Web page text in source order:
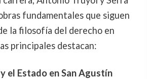
fundamentales que siguen
la filosofía del derecho en
principales destacan:
el Estado en San Agustín